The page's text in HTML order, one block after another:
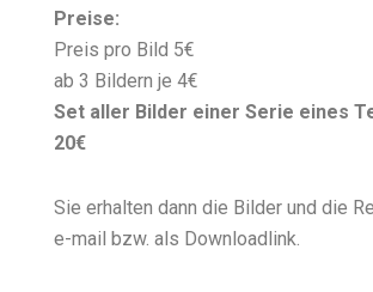
Preise:
Preis pro Bild 5€
ab 3 Bildern je 4€
Set aller Bilder einer Serie eines
20€
Sie erhalten dann die Bilder und die
e-mail bzw. als Downloadlink.